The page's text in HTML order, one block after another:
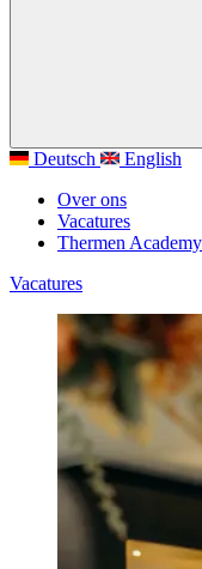
Deutsch
English
Over ons
Vacatures
Thermen Academy
Vacatures